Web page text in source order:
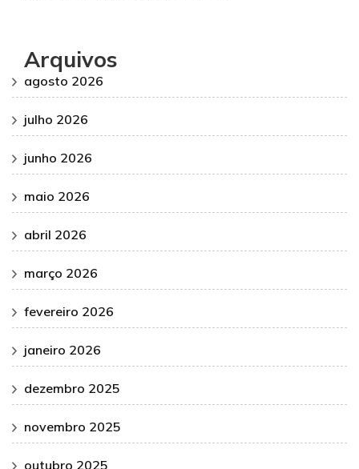
Arquivos
agosto 2026
julho 2026
junho 2026
maio 2026
abril 2026
março 2026
fevereiro 2026
janeiro 2026
dezembro 2025
novembro 2025
outubro 2025